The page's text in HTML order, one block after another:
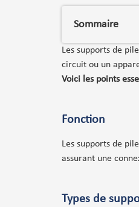
Sommaire
Les supports de
circuit ou un
Voici les points
Fonction
Les supports de
assurant une
Types de